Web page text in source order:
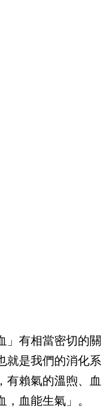
」有相當密切的關
就是我們的消化系
有賴氣的溫煦、血
血能生氣」。